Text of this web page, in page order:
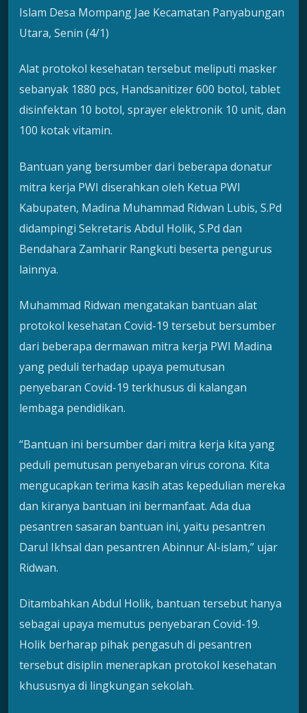
Islam Desa Mompang Jae Kecamatan Panyabungan
Utara, Senin (4/1)
Alat protokol kesehatan tersebut meliputi masker
sebanyak 1880 pcs, Handsanitizer 600 botol, tablet
disinfektan 10 botol, sprayer elektronik 10 unit, dan
100 kotak vitamin.
Bantuan yang bersumber dari beberapa donatur
mitra kerja PWI diserahkan oleh Ketua PWI
Kabupaten, Madina Muhammad Ridwan Lubis, S.Pd
didampingi Sekretaris Abdul Holik, S.Pd dan
Bendahara Zamharir Rangkuti beserta pengurus
lainnya.
Muhammad Ridwan mengatakan bantuan alat
protokol kesehatan Covid-19 tersebut bersumber
dari beberapa dermawan mitra kerja PWI Madina
yang peduli terhadap upaya pemutusan
penyebaran Covid-19 terkhusus di kalangan
lembaga pendidikan.
“Bantuan ini bersumber dari mitra kerja kita yang
peduli pemutusan penyebaran virus corona. Kita
mengucapkan terima kasih atas kepedulian mereka
dan kiranya bantuan ini bermanfaat. Ada dua
pesantren sasaran bantuan ini, yaitu pesantren
Darul Ikhsal dan pesantren Abinnur Al-islam,” ujar
Ridwan.
Ditambahkan Abdul Holik, bantuan tersebut hanya
sebagai upaya memutus penyebaran Covid-19.
Holik berharap pihak pengasuh di pesantren
tersebut disiplin menerapkan protokol kesehatan
khususnya di lingkungan sekolah.